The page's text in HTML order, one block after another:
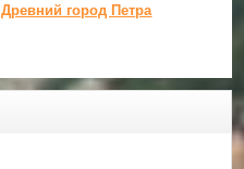
Древний город Петра